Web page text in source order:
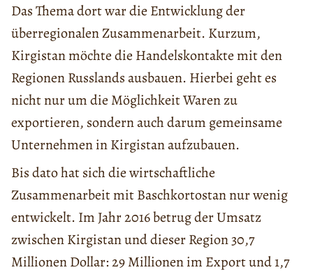
Das Thema dort war die Entwicklung der
überregionalen Zusammenarbeit. Kurzum,
Kirgistan möchte die Handelskontakte mit den
Regionen Russlands ausbauen. Hierbei geht es
nicht nur um die Möglichkeit Waren zu
exportieren, sondern auch darum gemeinsame
Unternehmen in Kirgistan aufzubauen.
Bis dato hat sich die wirtschaftliche
Zusammenarbeit mit Baschkortostan nur wenig
entwickelt. Im Jahr 2016 betrug der Umsatz
zwischen Kirgistan und dieser Region 30,7
Millionen Dollar: 29 Millionen im Export und 1,7